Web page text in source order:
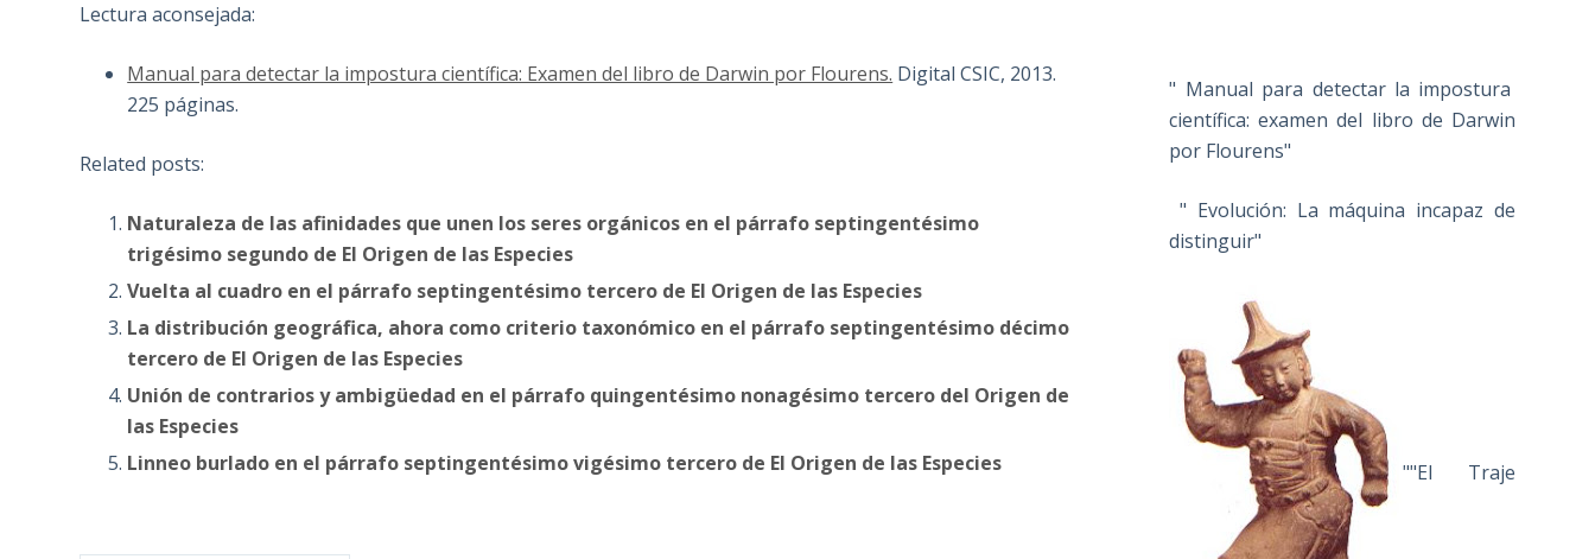
Lectura aconsejada:
Manual para detectar la impostura científica: Examen del libro de Darwin por Flourens. Digital CSIC, 2013.
225 páginas.
Related posts:
Naturaleza de las afinidades que unen los seres orgánicos en el párrafo septingentésimo
trigésimo segundo de El Origen de las Especies
Vuelta al cuadro en el párrafo septingentésimo tercero de El Origen de las Especies
La distribución geográfica, ahora como criterio taxonómico en el párrafo septingentésimo décimo
tercero de El Origen de las Especies
Unión de contrarios y ambigüedad en el párrafo quingentésimo nonagésimo tercero del Origen de
las Especies
Linneo burlado en el párrafo septingentésimo vigésimo tercero de El Origen de las Especies
" Manual para detectar la impostura
científica: examen del libro de Darwin
por Flourens"
" Evolución: La máquina incapaz de
distinguir"
""El Traje